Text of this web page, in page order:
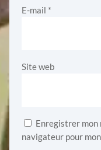
E-mail *
Site web
Enregistrer mon
navigateur pour